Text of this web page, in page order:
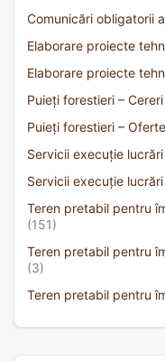
Comunicări obligatorii
Elaborare proiecte
Elaborare proiecte
Puieți forestieri – Cereri
Puieți forestieri – Oferte
Servicii execuție
Servicii execuție
Teren pretabil pentru
(151)
Teren pretabil pentru
(3)
Teren pretabil pentru